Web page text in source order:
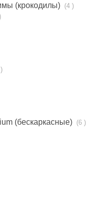
(крокодилы) (4 )
(бескаркаcные) (6 )